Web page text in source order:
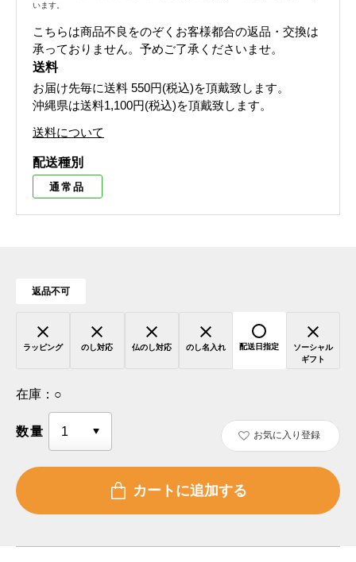
います。
こちらは商品不良をのぞくお客様都合の返品・交換は
承っておりません。予めご了承くださいませ。
送料
お届け先毎に送料 550円(税込)を頂戴致します。
沖縄県は送料1,100円(税込)を頂戴致します。
送料について
配送種別
通常品
返品不可
ラッピング のし対応 仏のし対応 のし名入れ 配送日指定
ソーシャル
ギフト
在庫： ○
数量 お気に入り登録